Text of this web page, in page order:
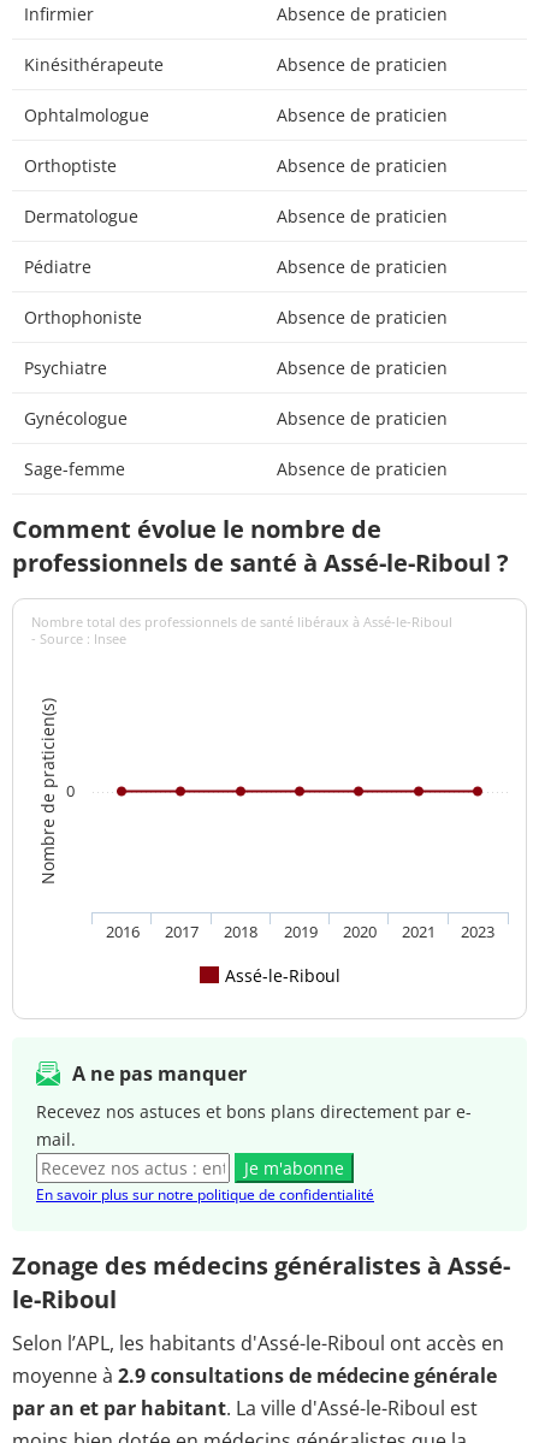
Infirmier Absence de praticien
Kinésithérapeute Absence de praticien
Ophtalmologue Absence de praticien
Orthoptiste Absence de praticien
Dermatologue Absence de praticien
Pédiatre Absence de praticien
Orthophoniste Absence de praticien
Psychiatre Absence de praticien
Gynécologue Absence de praticien
Sage-femme Absence de praticien
Comment évolue le nombre de
professionnels de santé à Assé-le-Riboul ?
Nombre de praticien(s)
Nombre total des professionnels de santé libéraux à Assé-le-Riboul
- Source : Insee
Assé-le-Riboul
2016 2017 2018 2019 2020 2021 2023
0
A ne pas manquer
Recevez nos astuces et bons plans directement par e-
mail.
Je m'abonne
En savoir plus sur notre politique de confidentialité
Zonage des médecins généralistes à Assé-
le-Riboul
Selon l’APL, les habitants d'Assé-le-Riboul ont accès en
moyenne à 2.9 consultations de médecine générale
par an et par habitant. La ville d'Assé-le-Riboul est